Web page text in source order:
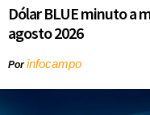
Dólar BLUE minuto a
agosto 2026
Porinfocampo